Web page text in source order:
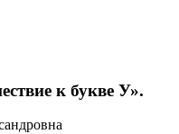
к букве У».